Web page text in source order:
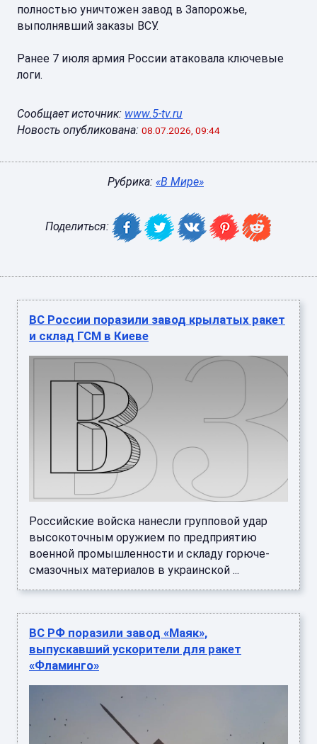
полностью уничтожен завод в Запорожье,
выполнявший заказы ВСУ.
Ранее 7 июля армия России атаковала ключевые
логи.
Сообщает источник: www.5-tv.ru
Новость опубликована: 08.07.2026, 09:44
Рубрика: «В Мире»
Поделиться:
ВС России поразили завод крылатых ракет
и склад ГСМ в Киеве
Российские войска нанесли групповой удар
высокоточным оружием по предприятию
военной промышленности и складу горюче-
смазочных материалов в украинской ...
ВС РФ поразили завод «Маяк»,
выпускавший ускорители для ракет
«Фламинго»